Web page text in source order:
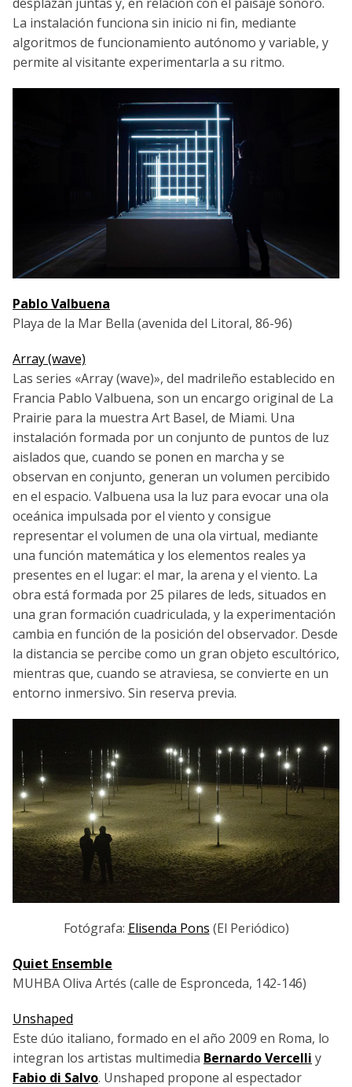
La instalación funciona sin inicio ni fin, mediante
algoritmos de funcionamiento autónomo y variable, y
permite al visitante experimentarla a su ritmo.
Pablo Valbuena
Playa de la Mar Bella (avenida del Litoral, 86-96)
Array (wave)
Las series «Array (wave)», del madrileño establecido en
Francia Pablo Valbuena, son un encargo original de La
Prairie para la muestra Art Basel, de Miami. Una
instalación formada por un conjunto de puntos de luz
aislados que, cuando se ponen en marcha y se
observan en conjunto, generan un volumen percibido
en el espacio. Valbuena usa la luz para evocar una ola
oceánica impulsada por el viento y consigue
representar el volumen de una ola virtual, mediante
una función matemática y los elementos reales ya
presentes en el lugar: el mar, la arena y el viento. La
obra está formada por 25 pilares de leds, situados en
una gran formación cuadriculada, y la experimentación
cambia en función de la posición del observador. Desde
la distancia se percibe como un gran objeto escultórico,
mientras que, cuando se atraviesa, se convierte en un
entorno inmersivo. Sin reserva previa.
Fotógrafa: Elisenda Pons (El Periódico)
Quiet Ensemble
MUHBA Oliva Artés (calle de Espronceda, 142-146)
Unshaped
Este dúo italiano, formado en el año 2009 en Roma, lo
integran los artistas multimedia Bernardo Vercelli y
Fabio di Salvo. Unshaped propone al espectador